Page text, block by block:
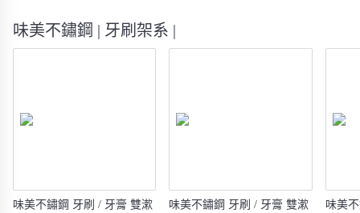
味美不鏽鋼 | 牙刷架系 |
味美不鏽鋼 牙刷 / 牙膏 雙漱
味美不鏽鋼 牙刷 / 牙膏 雙漱
味美